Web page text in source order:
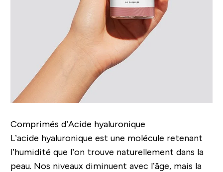
Comprimés d’Acide hyaluronique
L’acide hyaluronique est une molécule retenant
l’humidité que l’on trouve naturellement dans la
peau. Nos niveaux diminuent avec l’âge, mais la